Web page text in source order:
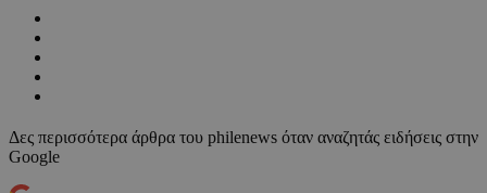
Δες περισσότερα άρθρα του philenews όταν αναζητάς ειδήσεις στην
Google